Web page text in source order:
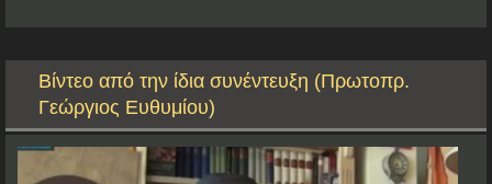
Βίντεο από την ίδια συνέντευξη (Πρωτοπρ.
Γεώργιος Ευθυμίου)